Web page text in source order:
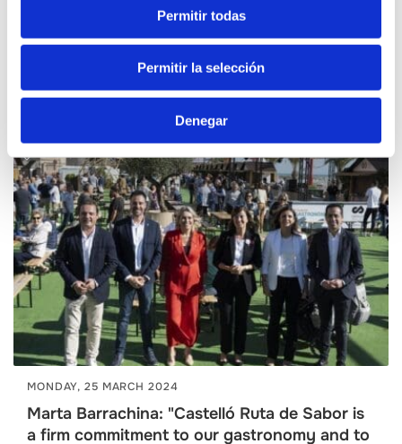
Permitir todas
Permitir la selección
Denegar
MONDAY, 05 NOVEMBER 2018
Le Conseil provincial organisera une autre
foire Castelló Ruta de Sabor en décembre.
MONDAY, 25 MARCH 2024
Marta Barrachina: "Castelló Ruta de Sabor is
a firm commitment to our gastronomy and to